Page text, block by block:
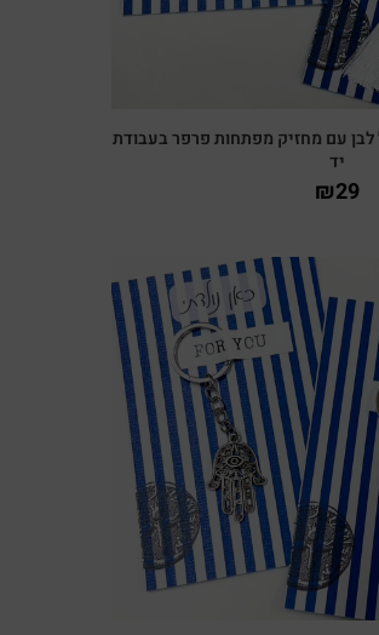
עם מחזיק מפתחות פרפר בעבודת
יד
₪29
צפייה מהירה